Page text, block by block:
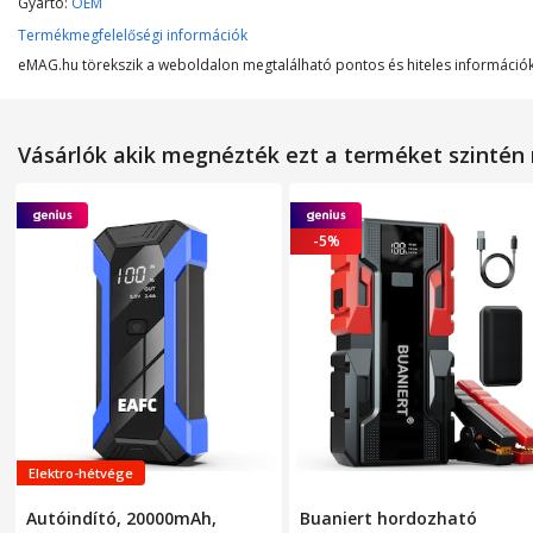
Kimeneti feszültség
Maximális indítóáram
Hosszúság
Szélesség
Termékmegfelelőségi információk
eMAG.hu törekszik a weboldalon megtalálható pontos és hiteles
Vásárlók akik megnézték ezt a terméket
Elektro-hétvége
Autóindító, 20000mAh,
-5%
Buaniert hordozható